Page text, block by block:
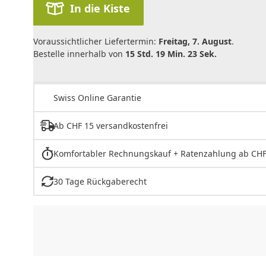
In die Kiste
Voraussichtlicher Liefertermin: Freitag, 7. August.
Bestelle innerhalb von 15 Std. 19 Min. 23 Sek.
Swiss Online Garantie
Ab CHF 15 versandkostenfrei
Komfortabler Rechnungskauf + Ratenzahlung ab
30 Tage Rückgaberecht